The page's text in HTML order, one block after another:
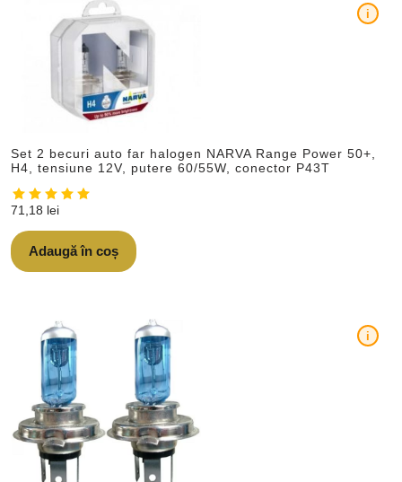
Set 2 becuri auto far halogen NARVA Range Power 50+,
H4, tensiune 12V, putere 60/55W, conector P43T
i
71,18 lei
Adaugă în coș
i